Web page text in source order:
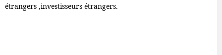
étrangers ,investisseurs étrangers.